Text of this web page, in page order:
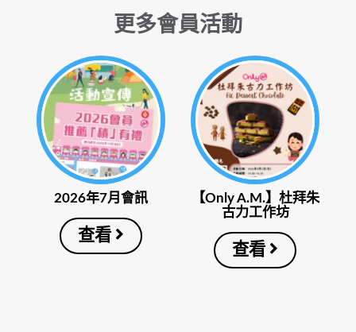
更多會員活動
2026年7月會訊
查看
【Only A.M.】杜拜朱
古力工作坊
查看